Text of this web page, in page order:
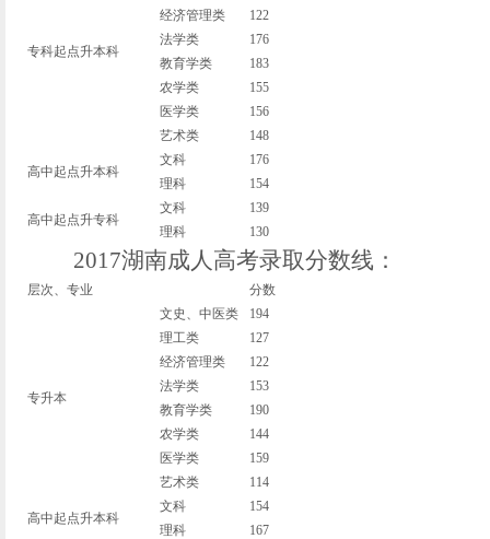
专科起点升本科
经济管理类
122
法学类
176
教育学类
183
农学类
155
医学类
156
艺术类
148
高中起点升本科
文科
176
理科
154
高中起点升专科
文科
139
理科
130
2017湖南成人高考录取分数线：
层次、专业 分数
专升本
文史、中医类
194
理工类
127
经济管理类
122
法学类
153
教育学类
190
农学类
144
医学类
159
艺术类
114
高中起点升本科
文科
154
理科
167